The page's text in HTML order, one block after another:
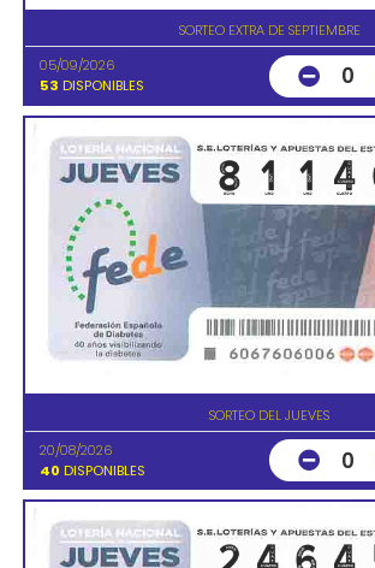
SORTEO EXTRA DE SEPTIEMBRE
05/09/2026
53 DISPONIBLES 0
SORTEO DEL JUEVES
20/08/2026
40 DISPONIBLES 0